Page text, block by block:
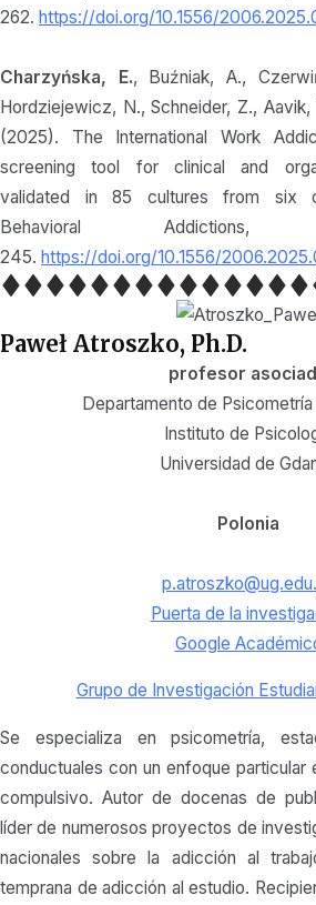
262. https://doi.org/10.1556/
Charzyńska, E., Buźniak, A.,
Hordziejewicz, N., Schneider, Z.,
(2025). The International Work
screening tool for clinical and
validated in 85 cultures from six
Behavioral
245. https://doi.org/10.1556/
Paweł Atroszko, Ph.D.
profesor
Departamento de
Instituto de
Universidad de
Polonia
Puerta de la
Google
Grupo de Investigación
Se especializa en psicometría,
conductuales con un enfoque particular
compulsivo. Autor de docenas de
líder de numerosos proyectos de
nacionales sobre la adicción al
temprana de adicción al estudio.